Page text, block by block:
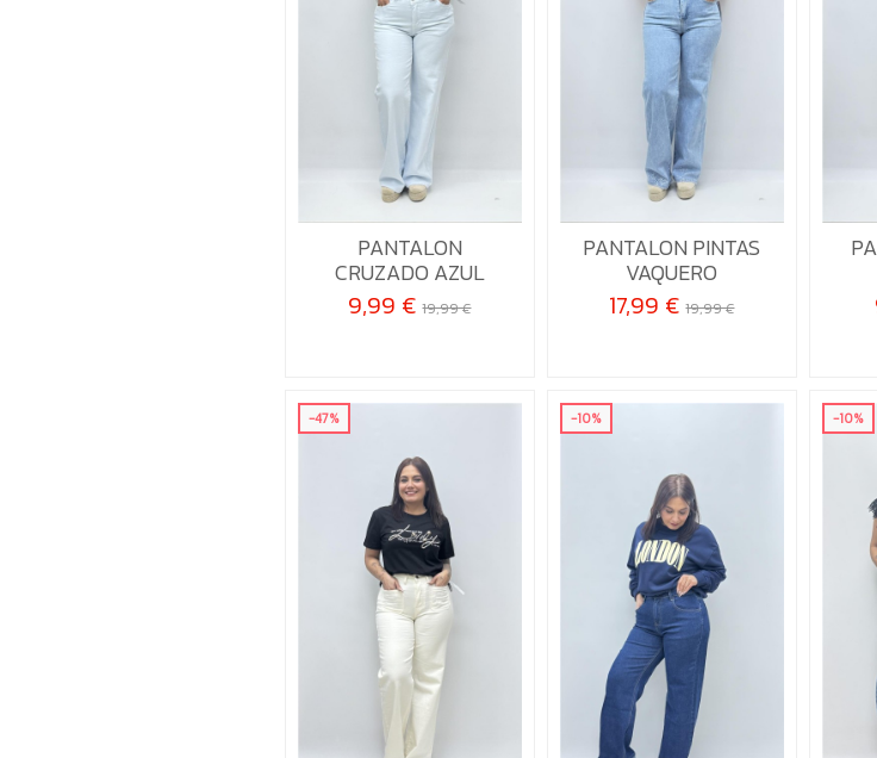
PANTALON
CRUZADO AZUL
9,99 €19,99 €
42
 Añadir al carrito
PANTALON PINTAS
VAQUERO
17,99 €19,99 €
36 40 42 44
Añadir al carrito
-47% -10% -10%